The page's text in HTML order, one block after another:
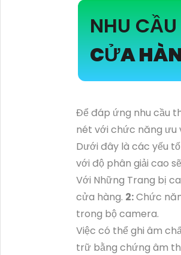
NHU
CỬA
Để đáp ứng nhu cầu
nét với chức năng ưu
Dưới đây là các yếu
với độ phân giải cao
Với Những Trang bị
cửa hàng. 2:Chức
trong bộ camera.
Việc có thể ghi âm
trữ bằng chứng âm